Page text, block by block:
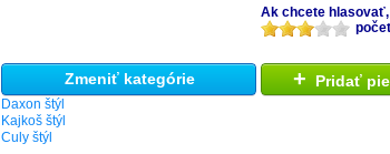
Ak chcete
Zmeniť kategórie
Daxon štýl
Kajkoš štýl
Culy štýl
+ Pridať